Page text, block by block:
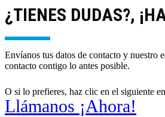
¿TIENES DUDAS?,
Envíanos tus datos de contacto y nuestro
contacto contigo lo antes posible.
O si lo prefieres, haz clic en el siguiente
Llámanos ¡Ahora!